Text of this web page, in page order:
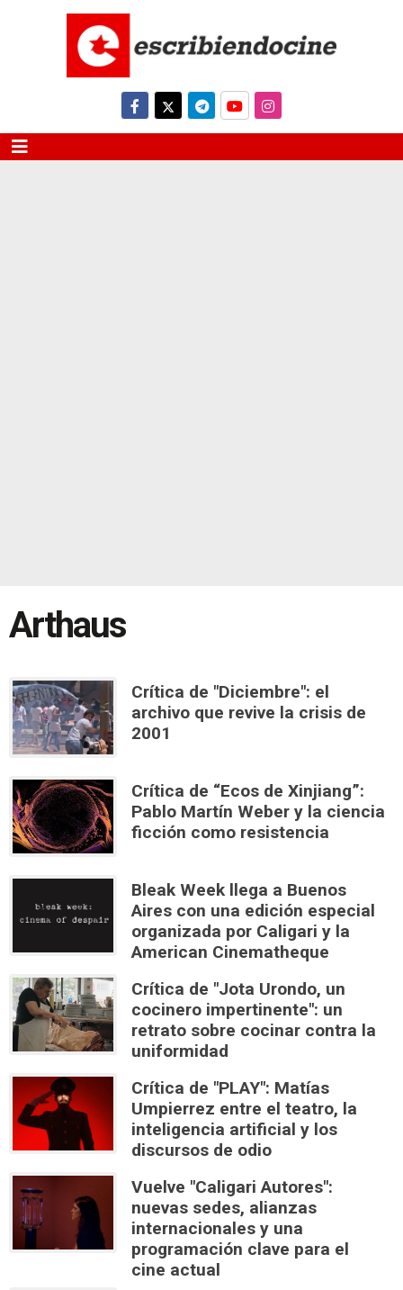
Arthaus
Crítica de "Diciembre": el
archivo que revive la crisis de
2001
Crítica de “Ecos de Xinjiang”:
Pablo Martín Weber y la ciencia
ficción como resistencia
Bleak Week llega a Buenos
Aires con una edición especial
organizada por Caligari y la
American Cinematheque
Crítica de "Jota Urondo, un
cocinero impertinente": un
retrato sobre cocinar contra la
uniformidad
Crítica de "PLAY": Matías
Umpierrez entre el teatro, la
inteligencia artificial y los
discursos de odio
Vuelve "Caligari Autores":
nuevas sedes, alianzas
internacionales y una
programación clave para el
cine actual